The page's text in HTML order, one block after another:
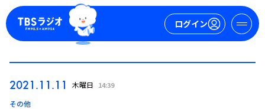
ログイン
2021.11.11 木曜日 14:39
その他